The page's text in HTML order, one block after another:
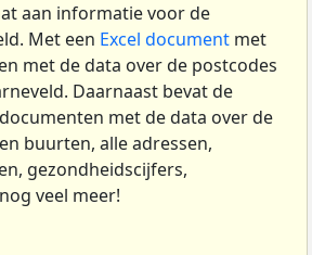
aan informatie voor de
Met een Excel document met
met de data over de postcodes
Daarnaast bevat de
met de data over de
buurten, alle adressen,
gezondheidscijfers,
veel meer!